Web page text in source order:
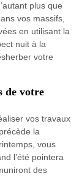
plus que
vos massifs,
en utilisant la
nuit à la
votre
de votre
vos travaux
la
vous
l’été pointera
des